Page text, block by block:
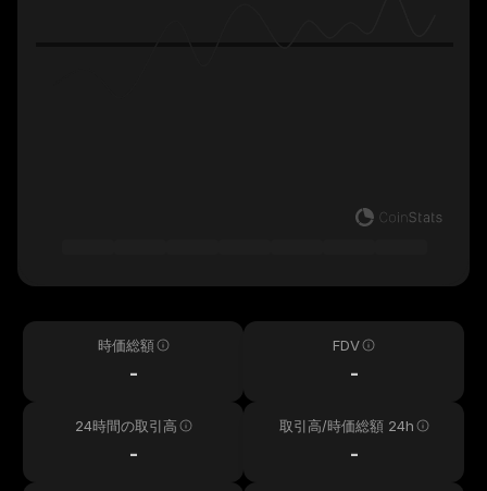
時価総額
-
FDV
-
24時間の取引高
-
取引高/時価総額 24h
-